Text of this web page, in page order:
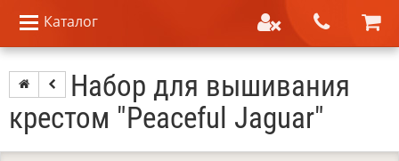
Каталог
Набор для вышивания
крестом "Peaceful Jaguar"